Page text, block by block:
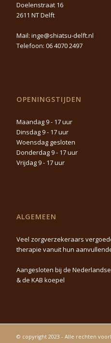
Doelenstraat 16
2611 NT Delft
Mail: inge@shiatsu-delft.nl
Telefoon: 06 4070 2497
OPENINGSTIJDEN
Maandag 9 - 17 uur
Dinsdag 9 - 17 uur
Woensdag gesloten
Donderdag 9 - 17 uur
Vrijdag 9 - 17 uur
ALGEMEEN
Veel zorgverzekeraars
therapie vanuit hun
Aangesloten bij de
& de KAB koepel
© copyright 2023 - Alle rechten